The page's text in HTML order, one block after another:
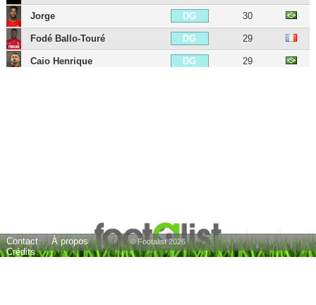
Jorge DG 30
Fodé Ballo-Touré DG 29
Caio Henrique DG 29
Anthony Musaba AID 25
Contact
À propos
Crédits
© Footalist 2026